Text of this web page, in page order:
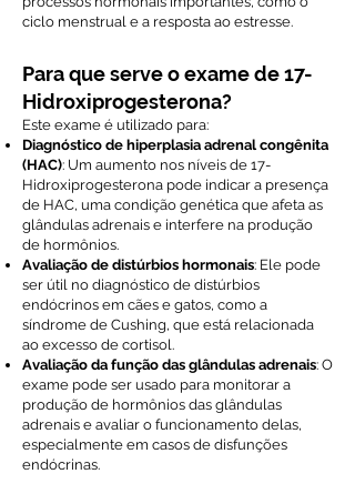
ciclo menstrual e a resposta ao estresse.
Para que serve o exame de 17-
Hidroxiprogesterona?
Este exame é utilizado para:
Diagnóstico de hiperplasia adrenal congênita
(HAC): Um aumento nos níveis de 17-
Hidroxiprogesterona pode indicar a presença
de HAC, uma condição genética que afeta as
glândulas adrenais e interfere na produção
de hormônios.
Avaliação de distúrbios hormonais: Ele pode
ser útil no diagnóstico de distúrbios
endócrinos em cães e gatos, como a
síndrome de Cushing, que está relacionada
ao excesso de cortisol.
Avaliação da função das glândulas adrenais: O
exame pode ser usado para monitorar a
produção de hormônios das glândulas
adrenais e avaliar o funcionamento delas,
especialmente em casos de disfunções
endócrinas.